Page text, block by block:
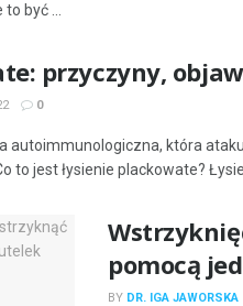
być ...
przyczyny,
0
autoimmunologiczna, która
to jest łysienie plackowate?
pomocą
BY DR. IGA JAWORSKA